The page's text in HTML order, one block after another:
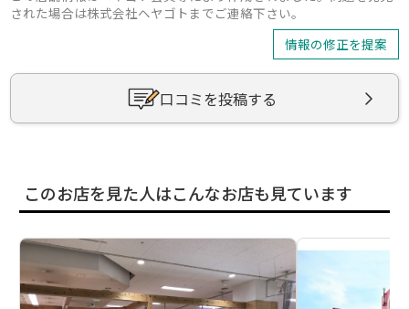
された場合は株式会社ヘヤゴトまでご連絡下さい。
情報の修正を提案
口コミを投稿する
このお店を見た人はこんなお店も見ています